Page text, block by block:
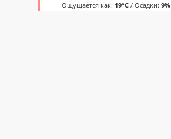
Ощущается как: 19°C/ Осадки: 9%